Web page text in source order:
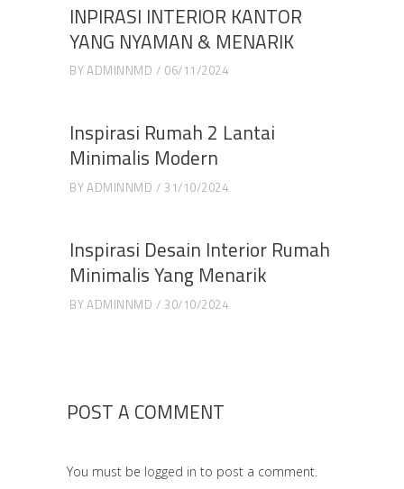
INPIRASI INTERIOR KANTOR
YANG NYAMAN & MENARIK
BYADMINNMD 06/11/2024
Inspirasi Rumah 2 Lantai
Minimalis Modern
BYADMINNMD 31/10/2024
Inspirasi Desain Interior Rumah
Minimalis Yang Menarik
BYADMINNMD 30/10/2024
POST A COMMENT
You must be logged in to post a comment.